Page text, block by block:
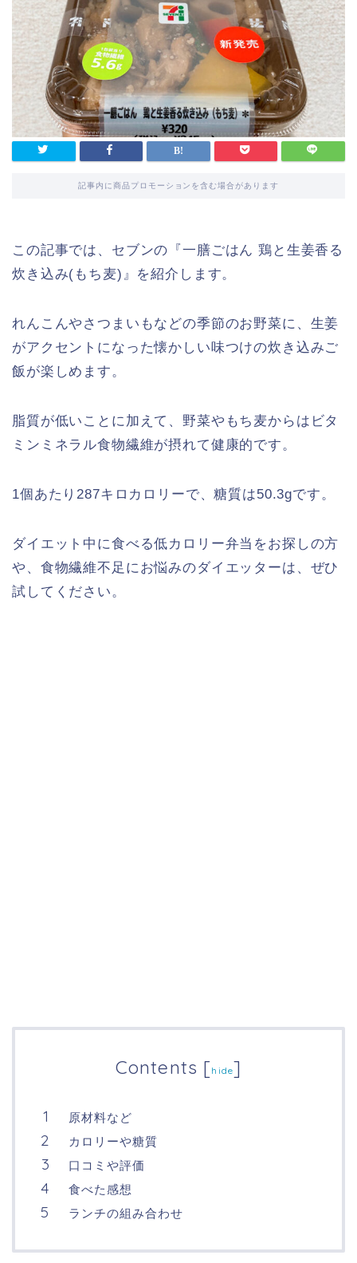
記事内に商品プロモーションを含む場合があります
この記事では、セブンの『一膳ごはん 鶏と生姜香る
炊き込み(もち麦)』を紹介します。
れんこんやさつまいもなどの季節のお野菜に、生姜
がアクセントになった懐かしい味つけの炊き込みご
飯が楽しめます。
脂質が低いことに加えて、野菜やもち麦からはビタ
ミンミネラル食物繊維が摂れて健康的です。
1個あたり287キロカロリーで、糖質は50.3gです。
ダイエット中に食べる低カロリー弁当をお探しの方
や、食物繊維不足にお悩みのダイエッターは、ぜひ
試してください。
Contents [hide]
原材料など
カロリーや糖質
口コミや評価
食べた感想
ランチの組み合わせ